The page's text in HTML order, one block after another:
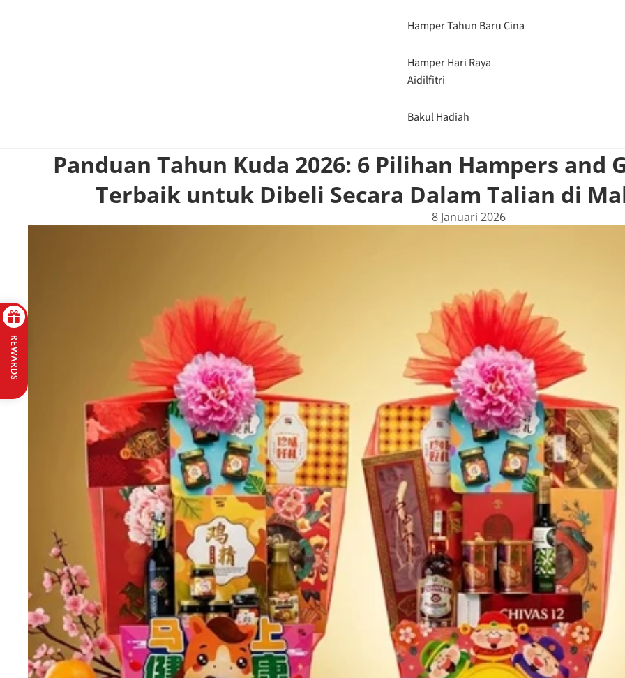
Hamper Tahun Baru Cina
Hamper Hari Raya
Aidilfitri
Bakul Hadiah
Panduan Tahun Kuda 2026: 6 Pilihan Hampers and
Terbaik untuk Dibeli Secara Dalam Talian di
8 Januari 2026
REWARDS